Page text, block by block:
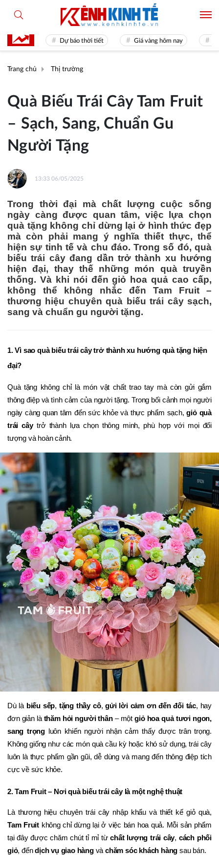
Dự báo thời tiết Giá vàng hôm nay Hiền tài
Trang chủ Thị trường
Quà Biếu Trái Cây Tam Fruit
– Sạch, Sang, Chuẩn Gu
Người Tặng
13:33 06/05/2025
Trong thời đại mà chất lượng cuộc sống
ngày càng được quan tâm, việc lựa chọn
quà tặng không chỉ dừng lại ở hình thức đẹp
mà còn phải mang ý nghĩa thiết thực, thể
hiện sự tinh tế và chu đáo. Trong số đó, quà
biếu trái cây đang dần trở thành xu hướng
hiện đại, thay thế những món quà truyền
thống. Và khi nói đến giỏ hoa quả cao cấp,
không thể không nhắc đến Tam Fruit –
thương hiệu chuyên quà biếu trái cây sạch,
sang và chuẩn gu người tặng.
1. Vì sao quà biếu trái cây trở thành xu hướng quà tặng hiện
đại?
Quà tặng không chỉ là món vật chất trao tay mà còn gửi gắm
thông điệp và tình cảm của người tặng. Trong bối cảnh mọi người
ngày càng quan tâm đến sức khỏe và thực phẩm sạch, giỏ quà
trái cây trở thành lựa chọn thông minh, phù hợp với mọi đối
tượng và hoàn cảnh.
Dù là biếu sếp, tặng thầy cô, gửi lời cảm ơn đến đối tác, hay
đơn giản là thăm hỏi người thân – một giỏ hoa quả tươi ngon,
sang trọng luôn khiến người nhận cảm thấy được trân trọng.
Không giống như các món quà cầu kỳ hoặc khó sử dụng, trái cây
luôn là thực phẩm gần gũi, dễ dùng và mang đến thông điệp tích
cực về sức khỏe.
2. Tam Fruit – Nơi quà biếu trái cây là một nghệ thuật
Tam Fruit không chỉ dừng lại ở việc bán hoa quả. Mỗi sản phẩm
tại đây được chăm chút tỉ mỉ từ chất lượng trái cây, cách phối
giỏ, đến dịch vụ giao hàng và chăm sóc khách hàng sau bán.